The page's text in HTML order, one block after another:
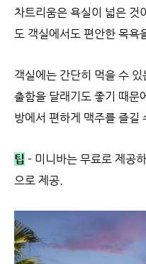
차트리움은 욕실이 넓은 것
도 객실에서도 편안한 목욕
객실에는 간단히 먹을 수
출함을 달래기도 좋기 때문
방에서 편하게 맥주를 즐길
팁 - 미니바는 무료로 제공
으로 제공.